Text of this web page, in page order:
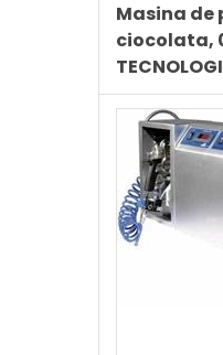
Masina de
ciocolata,